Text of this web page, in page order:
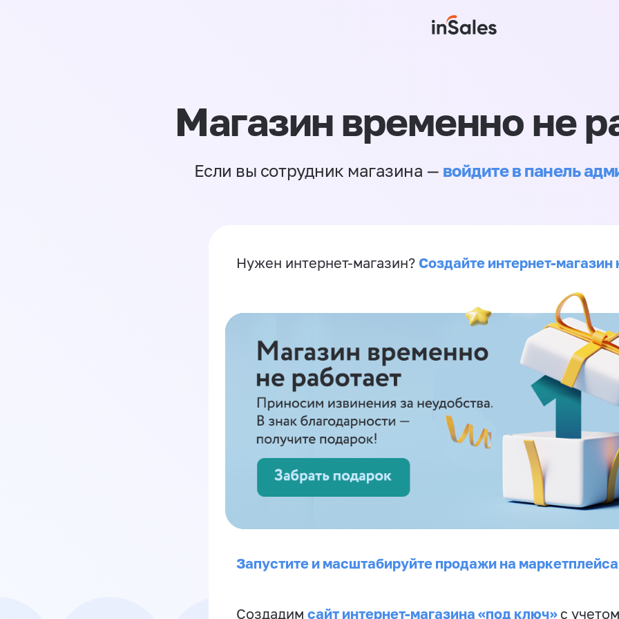
Магазин временно не
Если вы сотрудник магазина — войдите в панель
Нужен интернет-магазин? Создайте интернет-магазин
Запустите и масштабируйте продажи на
Создадим сайт интернет-магазина «под ключ» с учетом